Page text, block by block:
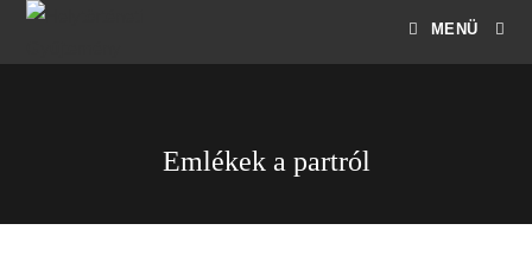
MENÜ
Emlékek a partról